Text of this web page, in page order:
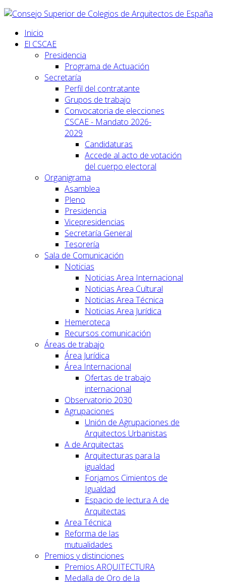
Inicio
El CSCAE
Presidencia
Programa de Actuación
Secretaría
Perfil del contratante
Grupos de trabajo
Convocatoria de elecciones
CSCAE - Mandato 2026-
2029
Candidaturas
Accede al acto de votación
del cuerpo electoral
Organigrama
Asamblea
Pleno
Presidencia
Vicepresidencias
Secretaría General
Tesorería
Sala de Comunicación
Noticias
Noticias Area Internacional
Noticias Area Cultural
Noticias Area Técnica
Noticias Area Jurídica
Hemeroteca
Recursos comunicación
Áreas de trabajo
Área Jurídica
Área Internacional
Ofertas de trabajo
internacional
Observatorio 2030
Agrupaciones
Unión de Agrupaciones de
Arquitectos Urbanistas
A de Arquitectas
Arquitecturas para la
igualdad
Forjamos Cimientos de
Igualdad
Espacio de lectura A de
Arquitectas
Area Técnica
Reforma de las
mutualidades
Premios y distinciones
Premios ARQUITECTURA
Medalla de Oro de la